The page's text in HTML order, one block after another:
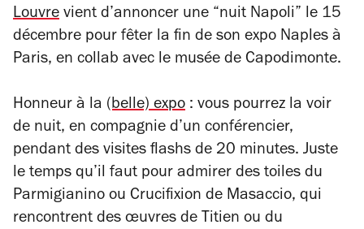
Louvre vient d’annoncer une “nuit Napoli” le 15
décembre pour fêter la fin de son expo Naples à
Paris, en collab avec le musée de Capodimonte.
Honneur à la (belle) expo : vous pourrez la voir
de nuit, en compagnie d’un conférencier,
pendant des visites flashs de 20 minutes. Juste
le temps qu’il faut pour admirer des toiles du
Parmigianino ou Crucifixion de Masaccio, qui
rencontrent des œuvres de Titien ou du